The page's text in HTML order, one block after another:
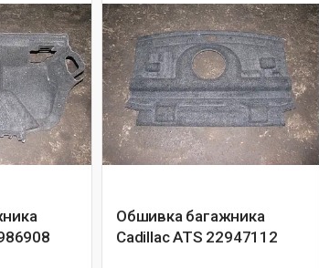
Обшивка багажника
Cadillac ATS 22947112